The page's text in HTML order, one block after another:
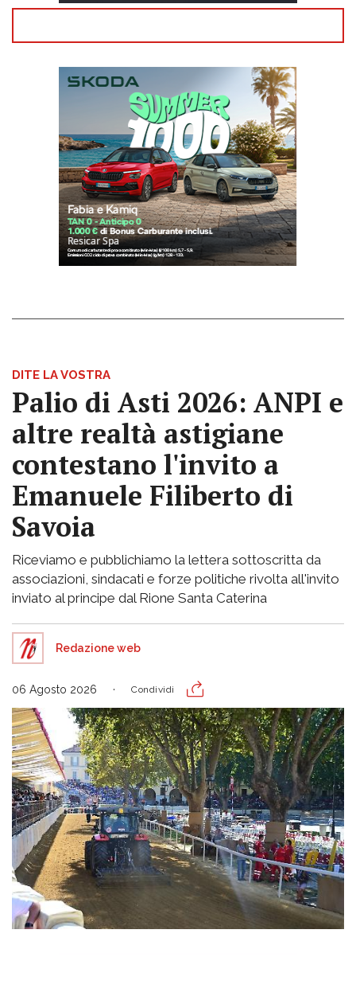
DITE LA VOSTRA
Palio di Asti 2026: ANPI e
altre realtà astigiane
contestano l'invito a
Emanuele Filiberto di
Savoia
Riceviamo e pubblichiamo la lettera sottoscritta da
associazioni, sindacati e forze politiche rivolta all'invito
inviato al principe dal Rione Santa Caterina
Redazione web
06 Agosto 2026 Condividi